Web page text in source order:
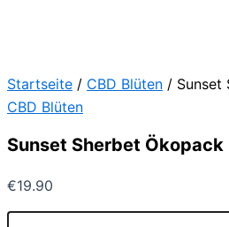
Startseite / CBD Blüten / Sunset
CBD Blüten
Sunset Sherbet Ökopack
€19.90
Sunset